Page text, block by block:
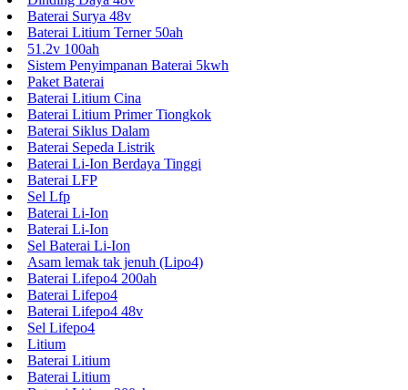
Baterai Surya 48v
Baterai Litium Terner 50ah
51.2v 100ah
Sistem Penyimpanan Baterai 5kwh
Paket Baterai
Baterai Litium Cina
Baterai Litium Primer Tiongkok
Baterai Siklus Dalam
Baterai Sepeda Listrik
Baterai Li-Ion Berdaya Tinggi
Baterai LFP
Sel Lfp
Baterai Li-Ion
Baterai Li-Ion
Sel Baterai Li-Ion
Asam lemak tak jenuh (Lipo4)
Baterai Lifepo4 200ah
Baterai Lifepo4
Baterai Lifepo4 48v
Sel Lifepo4
Litium
Baterai Litium
Baterai Litium